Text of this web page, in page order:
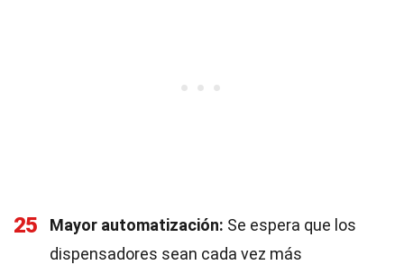
25 Mayor automatización: Se espera que los
dispensadores sean cada vez más